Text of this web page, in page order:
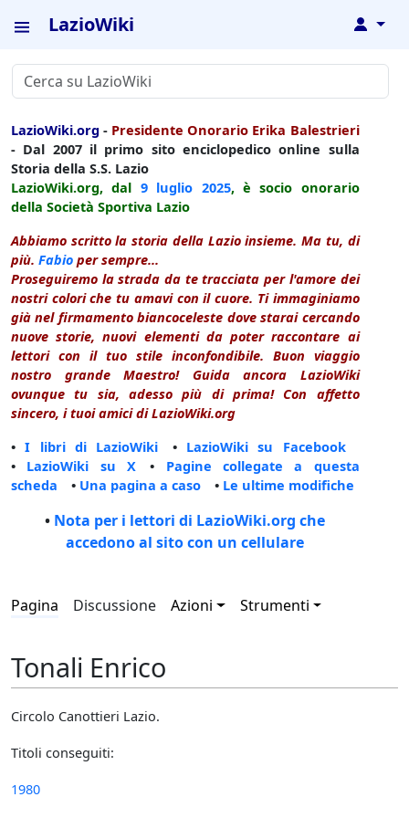
LazioWiki ↓
LazioWiki.org - Presidente Onorario Erika Balestrieri
- Dal 2007 il primo sito enciclopedico online sulla
Storia della S.S. Lazio
LazioWiki.org, dal 9 luglio 2025, è socio onorario
della Società Sportiva Lazio
Abbiamo scritto la storia della Lazio insieme. Ma tu, di
più. Fabio per sempre...
Proseguiremo la strada da te tracciata per l'amore dei
nostri colori che tu amavi con il cuore. Ti immaginiamo
già nel firmamento biancoceleste dove starai cercando
nuove storie, nuovi elementi da poter raccontare ai
lettori con il tuo stile inconfondibile. Buon viaggio
nostro grande Maestro! Guida ancora LazioWiki
ovunque tu sia, adesso più di prima! Con affetto
sincero, i tuoi amici di LazioWiki.org
•I libri di LazioWiki • LazioWiki su Facebook
• LazioWiki su X • Pagine collegate a questa
scheda • Una pagina a caso • Le ultime modifiche
• Nota per i lettori di LazioWiki.org che
accedono al sito con un cellulare
Pagina Discussione Azioni Strumenti
Tonali Enrico
Circolo Canottieri Lazio.
Titoli conseguiti:
1980